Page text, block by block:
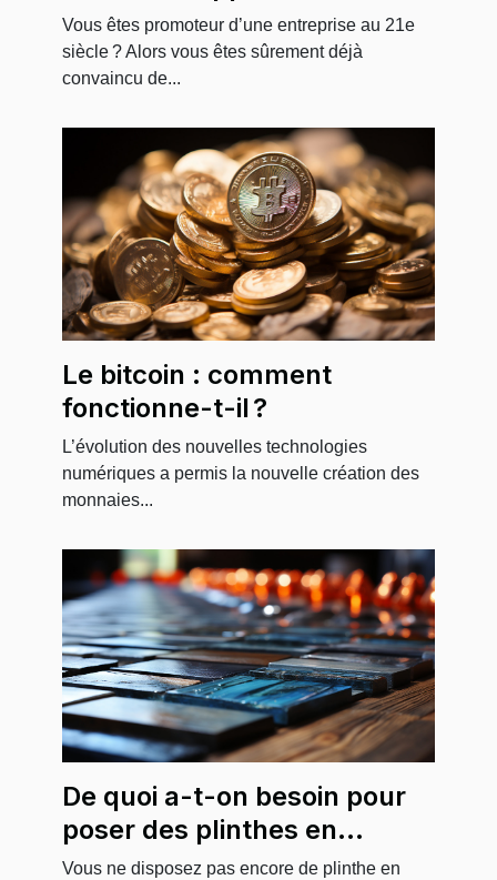
Vous êtes promoteur d’une entreprise au 21e
siècle ? Alors vous êtes sûrement déjà
convaincu de...
Le bitcoin : comment
fonctionne-t-il ?
L’évolution des nouvelles technologies
numériques a permis la nouvelle création des
monnaies...
De quoi a-t-on besoin pour
poser des plinthes en
carrelage ?
Vous ne disposez pas encore de plinthe en